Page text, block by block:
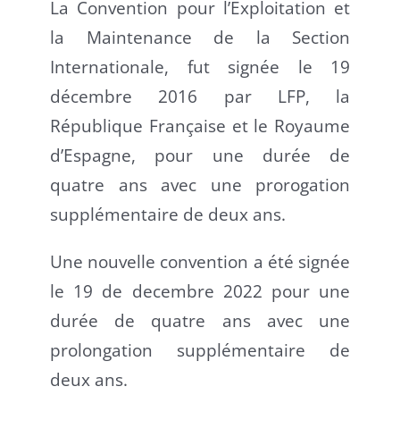
La Convention pour l’Exploitation et
la Maintenance de la Section
Internationale, fut signée le 19
décembre 2016 par LFP, la
République Française et le Royaume
d’Espagne, pour une durée de
quatre ans avec une prorogation
supplémentaire de deux ans.
Une nouvelle convention a été signée
le 19 de decembre 2022 pour une
durée de quatre ans avec une
prolongation supplémentaire de
deux ans.